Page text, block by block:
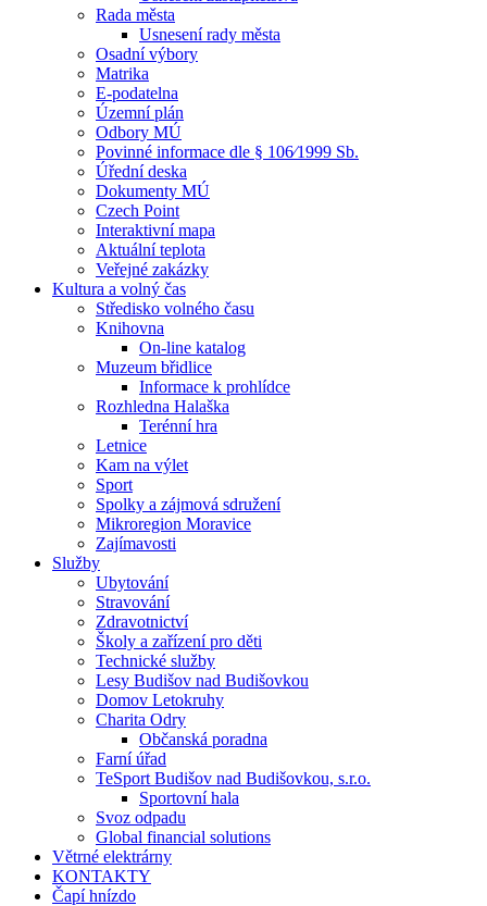
Rada města
Usnesení rady města
Osadní výbory
Matrika
E-podatelna
Územní plán
Odbory MÚ
Povinné informace dle § 106⁄1999 Sb.
Úřední deska
Dokumenty MÚ
Czech Point
Interaktivní mapa
Aktuální teplota
Veřejné zakázky
Kultura a volný čas
Středisko volného času
Knihovna
On-line katalog
Muzeum břidlice
Informace k prohlídce
Rozhledna Halaška
Terénní hra
Letnice
Kam na výlet
Sport
Spolky a zájmová sdružení
Mikroregion Moravice
Zajímavosti
Služby
Ubytování
Stravování
Zdravotnictví
Školy a zařízení pro děti
Technické služby
Lesy Budišov nad Budišovkou
Domov Letokruhy
Charita Odry
Občanská poradna
Farní úřad
TeSport Budišov nad Budišovkou, s.r.o.
Sportovní hala
Svoz odpadu
Global financial solutions
Větrné elektrárny
KONTAKTY
Čapí hnízdo